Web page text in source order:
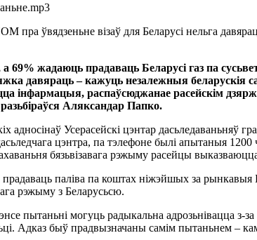
ўвядзеньне візаў для Беларусі нельга
69% жадаюць прадаваць Беларусі газ па
давяраць – кажуць незалежныя беларускія
інфармацыя, распаўсюджанае расейскім
Аляксандар Папко.
адносінаў Усерасейскі цэнтар
цэнтра, па тэлефоне былі апытаныя
бязьвізавага рэжыму расейцы
паліва па коштах ніжэйшых за рынкавыя
рэжыму з Беларусьсю.
пытаньні могуць радыкальна адрозьнівацца
Адказ быў прадвызначаны самім пытаньнем –